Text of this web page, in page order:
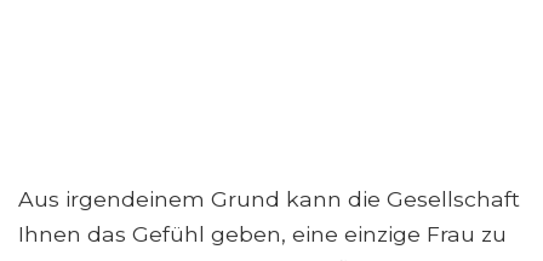
Aus irgendeinem Grund kann die Gesellschaft
Ihnen das Gefühl geben, eine einzige Frau zu